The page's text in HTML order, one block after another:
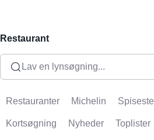
Restaurant
Lav en lynsøgning...
Restauranter Michelin
Kortsøgning Nyheder Toplister